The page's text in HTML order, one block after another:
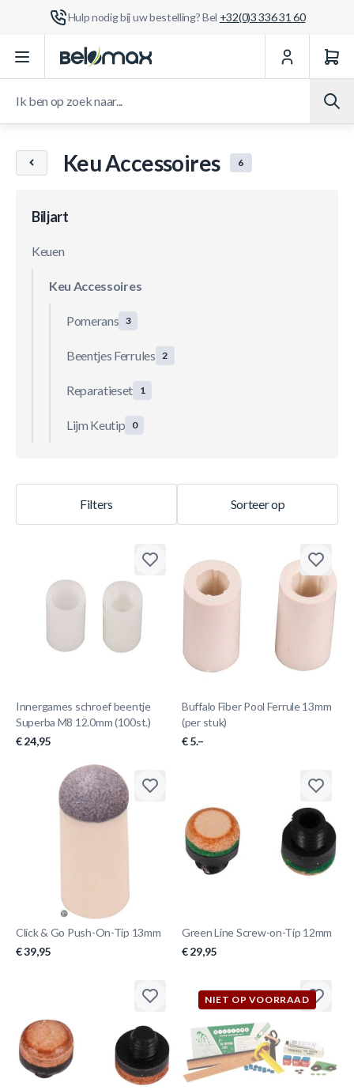
Hulp nodig bij uw bestelling? Bel +32(0)3 336 31 60
Ga naar de inhoud
Keu Accessoires 6
Biljart
Keuen
Keu Accessoires
Pomerans 3
Beentjes Ferrules 2
Reparatieset 1
Lijm Keutip 0
Sorteer op
Filters
Innergames schroef beentje
Superba M8 12.0mm (100st.)
€ 24,95
Buffalo Fiber Pool Ferrule 13mm
(per stuk)
€ 5.–
Click & Go Push-On-Tip 13mm
€ 39,95
Green Line Screw-on-Tip 12mm
€ 29,95
NIET OP VOORRAAD